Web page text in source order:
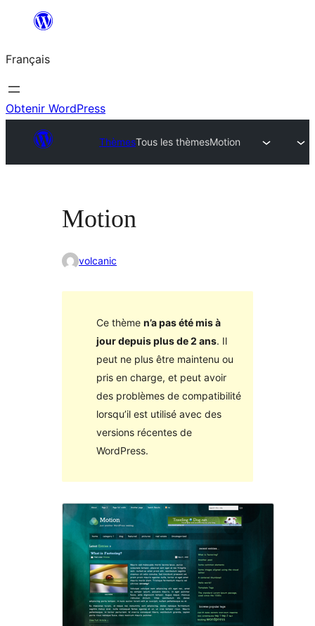
contenu
Français
Obtenir WordPress
ThèmesTous les thèmesMotion
Motion
volcanic
Ce thème n’a pas été mis à
jour depuis plus de 2 ans. Il
peut ne plus être maintenu ou
pris en charge, et peut avoir
des problèmes de compatibilité
lorsqu’il est utilisé avec des
versions récentes de
WordPress.